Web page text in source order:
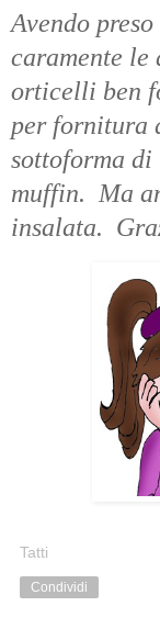
Avendo
caramente le
orticelli ben
per fornitura
sottoforma
muffin. Ma
insalata.
Tatti
Condividi